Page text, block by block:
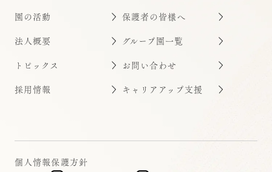
園の活動 保護者の皆様へ
法人概要 グループ園一覧
トピックス お問い合わせ
採用情報 キャリアアップ支援
個人情報保護方針